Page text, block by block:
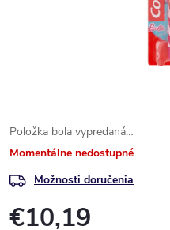
Položka bola vypredaná…
Momentálne nedostupné
Možnosti doručenia
€10,19